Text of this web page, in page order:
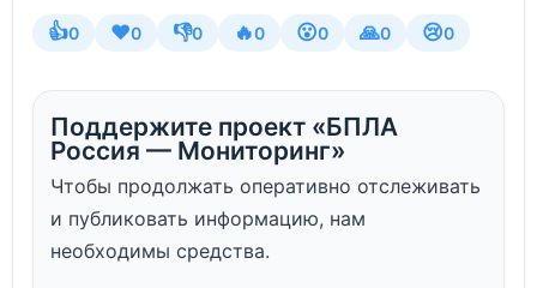
👍0 ❤️0 👎0 🔥0 😮0 🙏0 😢0
Поддержите проект «БПЛА
Россия — Мониторинг»
Чтобы продолжать оперативно отслеживать
и публиковать информацию, нам
необходимы средства.